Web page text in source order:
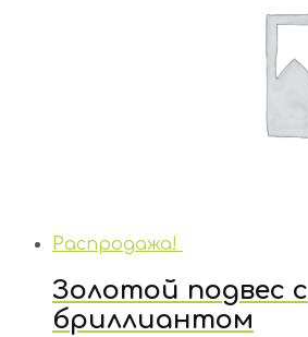
Распродажа!
Золотой подвес с
бриллиантом